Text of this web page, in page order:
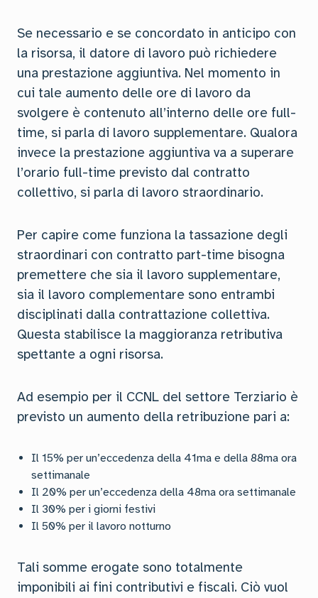
Se necessario e se concordato in anticipo con
la risorsa, il datore di lavoro può richiedere
una prestazione aggiuntiva. Nel momento in
cui tale aumento delle ore di lavoro da
svolgere è contenuto all’interno delle ore full-
time, si parla di lavoro supplementare. Qualora
invece la prestazione aggiuntiva va a superare
l’orario full-time previsto dal contratto
collettivo, si parla di lavoro straordinario.
Per capire come funziona la tassazione degli
straordinari con contratto part-time bisogna
premettere che sia il lavoro supplementare,
sia il lavoro complementare sono entrambi
disciplinati dalla contrattazione collettiva.
Questa stabilisce la maggioranza retributiva
spettante a ogni risorsa.
Ad esempio per il CCNL del settore Terziario è
previsto un aumento della retribuzione pari a:
Il 15% per un’eccedenza della 41ma e della 88ma ora
settimanale
Il 20% per un’eccedenza della 48ma ora settimanale
Il 30% per i giorni festivi
Il 50% per il lavoro notturno
Tali somme erogate sono totalmente
imponibili ai fini contributivi e fiscali. Ciò vuol